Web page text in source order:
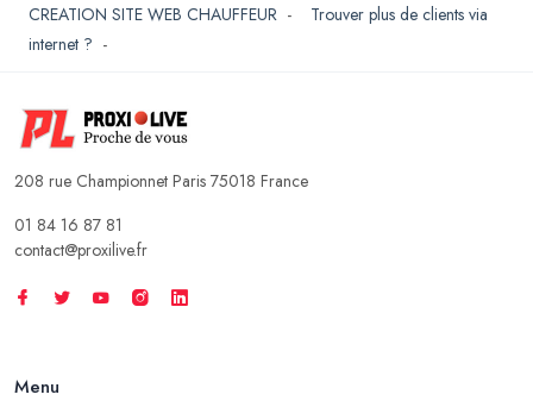
CREATION SITE WEB CHAUFFEUR - Trouver plus de clients via
internet ? -
208 rue Championnet Paris 75018 France
01 84 16 87 81
contact@proxilive.fr
Menu